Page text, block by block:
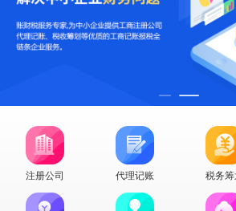
注册公司 代理记账 税务筹